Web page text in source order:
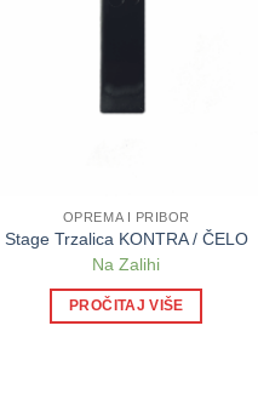
OPREMA I PRIBOR
Stage Trzalica KONTRA / ČELO
Na Zalihi
PROČITAJ VIŠE